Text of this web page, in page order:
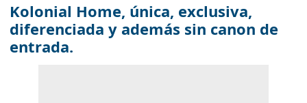
Kolonial Home, única, exclusiva,
diferenciada y además sin canon de
entrada.